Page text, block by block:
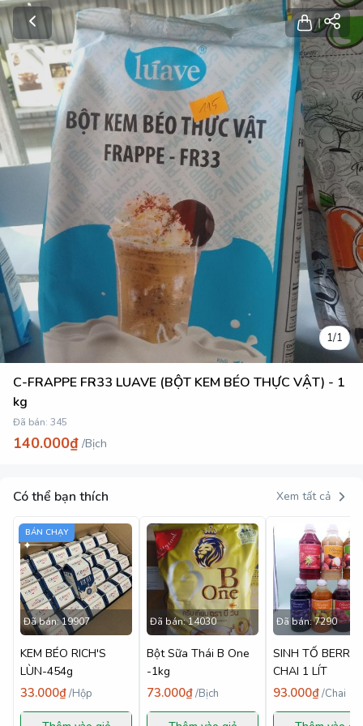
1/1
C-FRAPPE FR33 LUAVE (BỘT KEM BÉO THỰC VẬT) - 1
kg
Đã bán: 345
140.000₫ /Bịch
Có thể bạn thích Xem tất cả
BÁN CHẠY
Đã bán:19907
KEM BÉO RICH'S
LÙN-454g
33.000₫/Hộp
Đã bán:14030
Bột Sữa Thái B One
-1kg
73.000₫/Bịch
Đã bán:7290
SINH TỐ
CHAI 1 LÍT
93.000₫/Chai